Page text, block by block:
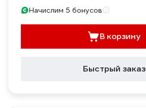
Начислим 5 бонусов
В корзину
Быстрый заказ